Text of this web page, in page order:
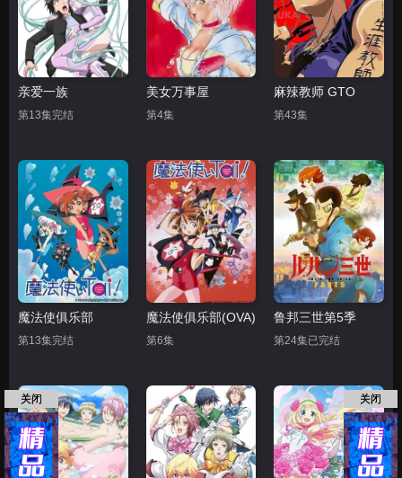
亲爱一族
第13集完结
美女万事屋
第4集
麻辣教师 GTO
第43集
魔法使俱乐部
第13集完结
魔法使俱乐部(OVA)
第6集
鲁邦三世第5季
第24集已完结
关闭 关闭